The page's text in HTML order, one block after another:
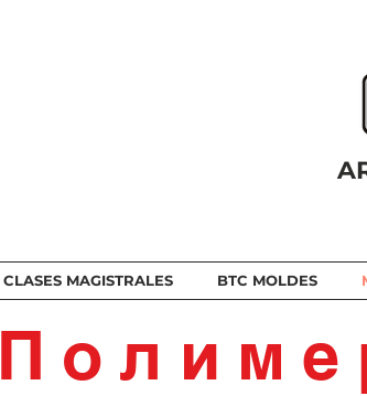
CLASES MAGISTRALES BTC MOLDES